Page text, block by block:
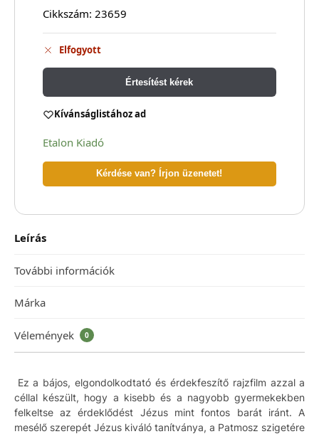
Cikkszám: 23659
Elfogyott
Értesítést kérek
Kívánságlistához ad
Etalon Kiadó
Kérdése van? Írjon üzenetet!
Leírás
További információk
Márka
Vélemények 0
Ez a bájos, elgondolkodtató és érdekfeszítő rajzfilm azzal a
céllal készült, hogy a kisebb és a nagyobb gyermekekben
felkeltse az érdeklődést Jézus mint fontos barát iránt. A
mesélő szerepét Jézus kiváló tanítványa, a Patmosz szigetére